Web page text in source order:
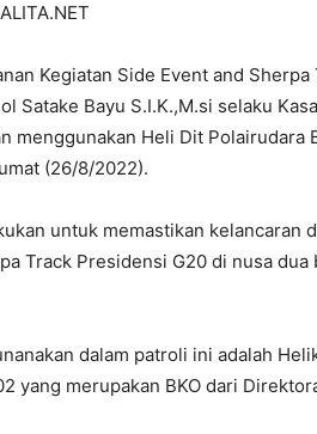
Kegiatan Side Event and
Satake Bayu S.I.K.,M.si selaku
menggunakan Heli Dit Polairudara
(26/8/2022).
untuk memastikan kelancaran
Track Presidensi G20 di nusa dua
dalam patroli ini adalah
yang merupakan BKO dari